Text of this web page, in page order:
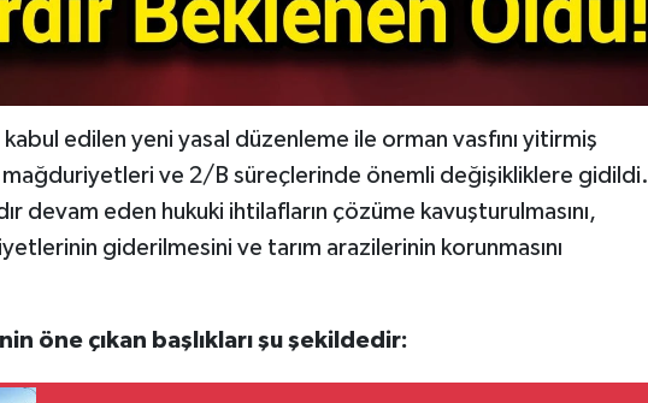
edilen yeni yasal düzenleme ile orman vasfını yitirmiş
ve 2/B süreçlerinde önemli değişikliklere gidildi.
devam eden hukuki ihtilafların çözüme kavuşturulmasını,
giderilmesini ve tarım arazilerinin korunmasını
öne çıkan başlıkları şu şekildedir: